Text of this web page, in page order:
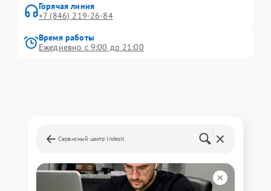
Горячая линия
+7 (846) 219-26-84
Время работы
Ежедневно с 9:00 до 21:00
Сервисный центр Indesit